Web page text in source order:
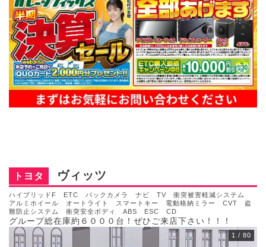
トヨタ ヴィッツ
ハイブリッドF ETC バックカメラ ナビ TV 衝突被害軽減システム
アルミホイール オートライト スマートキー 電動格納ミラー CVT 盗
難防止システム 衝突安全ボディ ABS ESC CD
グループ総在庫約６０００台！ぜひご来店下さい！！！
1 / 80